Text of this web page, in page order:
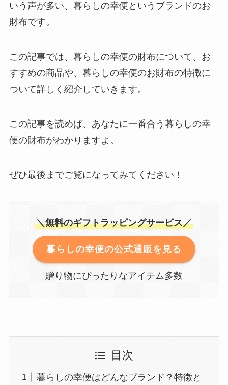
いう声が多い、暮らしの幸便というブランドのお
財布です。
この記事では、暮らしの幸便の財布について、お
すすめの商品や、暮らしの幸便のお財布の特徴に
ついて詳しく紹介していきます。
この記事を読めば、あなたに一番合う暮らしの幸
便の財布がわかりますよ。
ぜひ最後までご覧になってみてください！
＼無料のギフトラッピングサービス／
暮らしの幸便の公式通販を見る
贈り物にぴったりなアイテム多数
目次
暮らしの幸便はどんなブランド？特徴と